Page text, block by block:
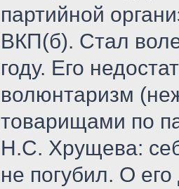
партийной
ВКП(б). Стал
году. Его
волюнтаризм
товарищами по
Н.С. Хрущева:
не погубил. О